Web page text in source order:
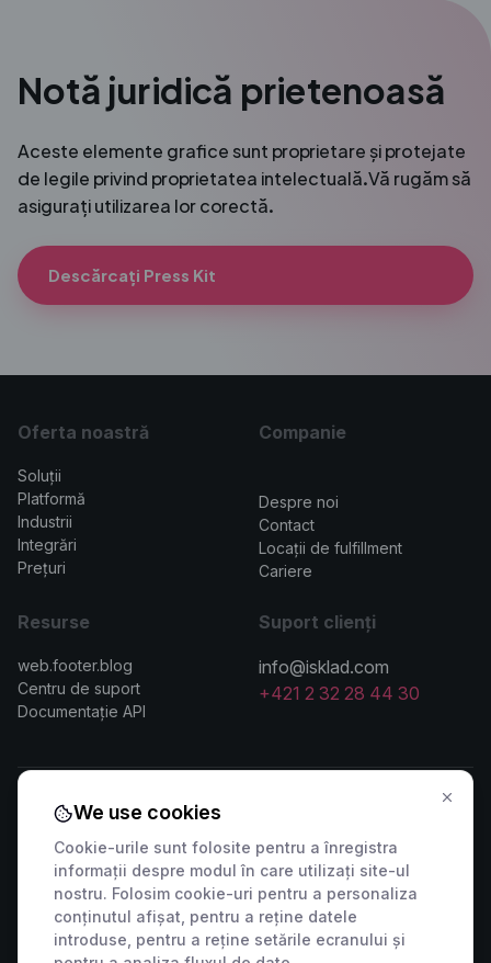
Notă juridică prietenoasă
Aceste elemente grafice sunt proprietare și protejate
de legile privind proprietatea intelectuală.Vă rugăm să
asigurați utilizarea lor corectă.
Descărcați Press Kit
Oferta noastră
Soluții
Platformă
Industrii
Integrări
Prețuri
Companie
Despre noi
Contact
Locații de fulfillment
Cariere
Resurse
web.footer.blog
Centru de suport
Documentație API
Suport clienți
info@isklad.com
+421 2 32 28 44 30
Contactați vânzările
🇸🇰 +421 2 222 006 94
🇨🇿 +420 311 440 767
🇵🇱 +48 22 307 03 34
🇦🇹 +43 1 442 0203
🇷🇴 +40 316 306 173
🇭🇺 +36 1 901 0594
We use cookies
Cookie-urile sunt folosite pentru a înregistra
informații despre modul în care utilizați site-ul
nostru. Folosim cookie-uri pentru a personaliza
conținutul afișat, pentru a reține datele
introduse, pentru a reține setările ecranului și